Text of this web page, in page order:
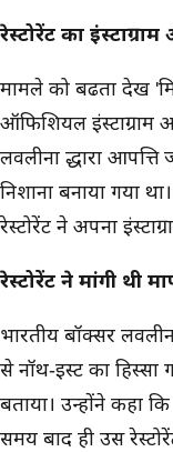
रेस्टोरेंट का
मामले को बढता देख
ऑफिशियल इंस्टाग्राम
लवलीना द्धारा
निशाना बनाया गया
रेस्टोरेंट ने अपना
रेस्टोरेंट ने मांगी थी
भारतीय बॉक्सर
से नॉर्थ-ईस्ट का
बताया। उन्होंने कहा
समय बाद ही उस